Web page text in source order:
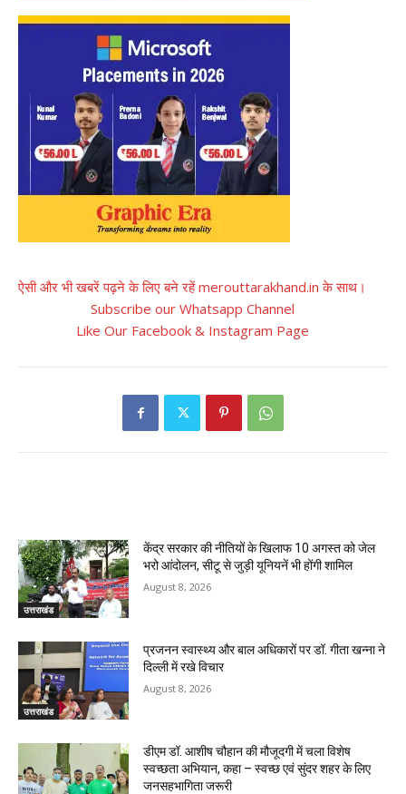
ऐसी और भी खबरें पढ़ने के लिए बने रहें merouttarakhand.in के साथ।
Subscribe our Whatsapp Channel
Like Our Facebook & Instagram Page
उत्तराखंड
केंद्र सरकार की नीतियों के खिलाफ 10 अगस्त को जेल
भरो आंदोलन, सीटू से जुड़ी यूनियनें भी होंगी शामिल
August 8, 2026
उत्तराखंड
प्रजनन स्वास्थ्य और बाल अधिकारों पर डॉ. गीता खन्ना ने
दिल्ली में रखे विचार
August 8, 2026
डीएम डॉ. आशीष चौहान की मौजूदगी में चला विशेष
स्वच्छता अभियान, कहा – स्वच्छ एवं सुंदर शहर के लिए
जनसहभागिता जरूरी